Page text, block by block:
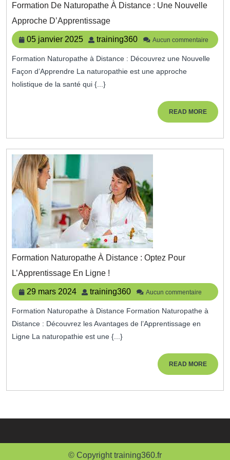
Formation De Naturopathe À Distance : Une Nouvelle
Approche D’Apprentissage
Naturopathe
À
Distance
Une
D’Apprentissage
05 janvier 2025
05
janvier
2025
training360 training360
Aucun commentaire
Formation Naturopathe à Distance : Découvrez une Nouvelle
Façon d’Apprendre La naturopathie est une approche
holistique de la santé qui {...}
READ MOREREAD
MORE
Formation Naturopathe À Distance : Optez Pour
L’Apprentissage En Ligne !
Distance
Pour
L’Apprentissage
29 mars 2024
29
mars
2024
training360 training360
Aucun commentaire
Formation Naturopathe à Distance Formation Naturopathe à
Distance : Découvrez les Avantages de l’Apprentissage en
Ligne La naturopathie est une {...}
READ MOREREAD
MORE
© Copyright training360.fr